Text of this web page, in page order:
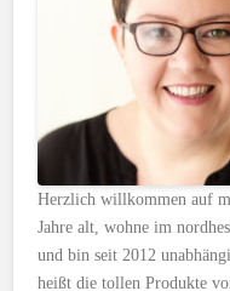
Herzlich willkommen auf
Jahre alt, wohne im
und bin seit 2012
heißt die tollen Produkte